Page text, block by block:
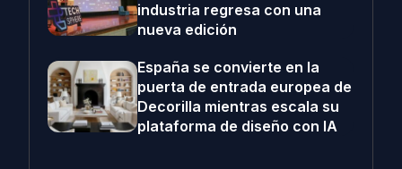
industria regresa con una
nueva edición
España se convierte en la
puerta de entrada europea de
Decorilla mientras escala su
plataforma de diseño con IA